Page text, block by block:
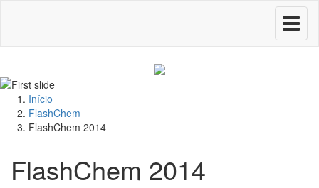
Toggle
Início
FlashChem
FlashChem 2014
FlashChem 2014